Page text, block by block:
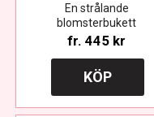
En strålande
blomsterbukett
fr. 445 kr
KÖP